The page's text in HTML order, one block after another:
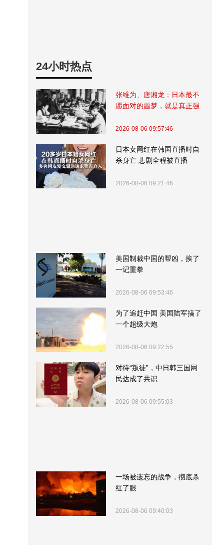
24小时热点
张维为、唐湘龙：日本最不
愿面对的噩梦，就是真正强
2026-08-06 09:57:46
日本女网红在韩国直播时自
杀身亡 悲剧全程被直播
2026-08-06 09:21:46
美国制裁中国的帮凶，挨了
一记重拳
2026-08-06 09:53:46
为了追赶中国 美国陆军搞了
一个超级大炮
2026-08-06 09:22:55
对待“叛徒”，中日韩三国网
民达成了共识
2026-08-06 09:55:03
一场被遗忘的战争，彻底杀
红了眼
2026-08-06 09:40:03